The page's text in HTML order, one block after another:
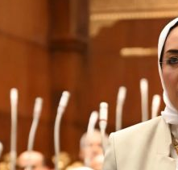
والحنجرة ينجح في استئصال ورم خبيث